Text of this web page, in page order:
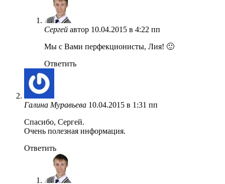
Сергей автор 10.04.2015 в 4:22 пп
Мы с Вами перфекционисты, Лия! 🙂
Ответить
Галина Муравьева 10.04.2015 в 1:31 пп
Спасибо, Сергей.
Очень полезная информация.
Ответить